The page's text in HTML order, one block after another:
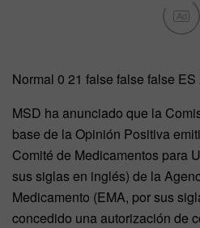
Ad
Normal 0 21 false false false
MSD ha anunciado que la
base de la Opinión Positiva
Comité de Medicamentos para
sus siglas en inglés) de la
Medicamento (EMA, por sus
concedido una autorización de